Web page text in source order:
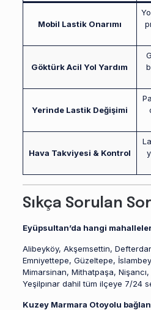
Mobil Lastik Onarımı
Göktürk Acil Yol Yardım
Yerinde Lastik Değişimi
Hava Takviyesi & Kontrol
Sıkça Sorulan
Eyüpsultan’da hangi
Alibeyköy, Akşemsettin,
Emniyettepe, Güzeltepe,
Mimarsinan, Mithatpaşa,
Yeşilpınar dahil tüm ilçeye 7/24
Kuzey Marmara Otoyolu